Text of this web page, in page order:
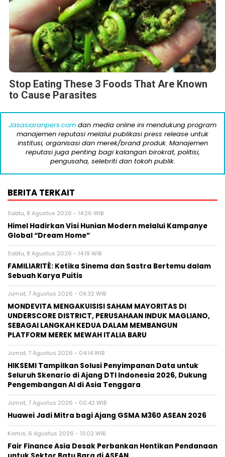
Stop Eating These 3 Foods That Are Known
to Cause Parasites
Jasasiaranpers.com dan media online ini mendukung program
manajemen reputasi melalui publikasi press release untuk
institusi, organisasi dan merek/brand produk. Manajemen
reputasi juga penting bagi kalangan birokrat, politisi,
pengusaha, selebriti dan tokoh publik.
BERITA TERKAIT
Sabtu, 8 Agustus 2026 - 14:26 WIB
Himel Hadirkan Visi Hunian Modern melalui Kampanye
Global “Dream Home”
Sabtu, 8 Agustus 2026 - 14:19 WIB
FAMILIARITÉ: Ketika Sinema dan Sastra Bertemu dalam
Sebuah Karya Puitis
Jumat, 7 Agustus 2026 - 09:32 WIB
MONDEVITA MENGAKUISISI SAHAM MAYORITAS DI
UNDERSCORE DISTRICT, PERUSAHAAN INDUK MAGLIANO,
SEBAGAI LANGKAH KEDUA DALAM MEMBANGUN
PLATFORM MEREK MEWAH ITALIA BARU
Jumat, 7 Agustus 2026 - 04:14 WIB
HIKSEMI Tampilkan Solusi Penyimpanan Data untuk
Seluruh Skenario di Ajang DTI Indonesia 2026, Dukung
Pengembangan AI di Asia Tenggara
Jumat, 7 Agustus 2026 - 00:42 WIB
Huawei Jadi Mitra bagi Ajang GSMA M360 ASEAN 2026
Kamis, 6 Agustus 2026 - 13:02 WIB
Fair Finance Asia Desak Perbankan Hentikan Pendanaan